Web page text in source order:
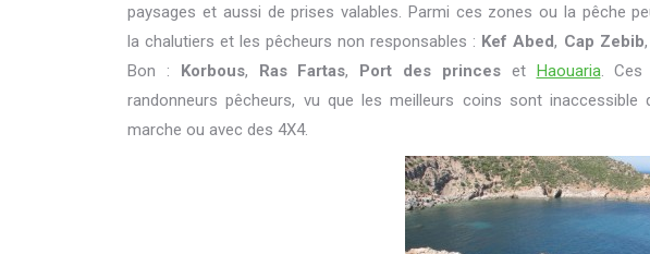
paysages et aussi de prises valables. Parmi ces zones ou la pêche
la chalutiers et les pêcheurs non responsables : Kef Abed, Cap Zebib,
Bon : Korbous, Ras Fartas, Port des princeset Haouaria. Ces
randonneurs pêcheurs, vu que les meilleurs coins sont inaccessible
marche ou avec des 4X4.